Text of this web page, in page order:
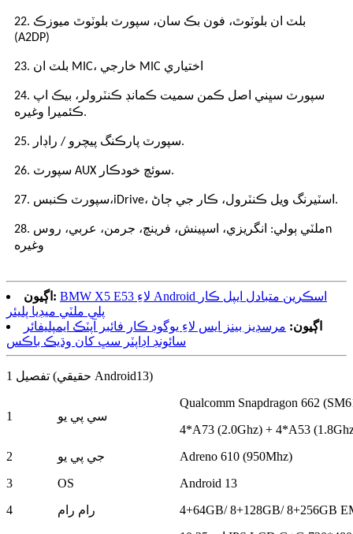
22. بلٽ ان بلوٽوٿ، فون بڪ سان، سپورٽ بلوٽوٿ ميوزڪ
(A2DP)
23. بلٽ ان MIC ، خارجي MIC اختياري
24. سپورٽ سڀني اصل ڪمن سميت ڪمانڊ ڪنٽرولر، بيڪ اپ
ڪئميرا وغيره.
25. سپورٽ پارڪنگ پيچرو / راڊار.
26. سپورٽ AUX سوئچ خودڪار.
27. سپورٽ ڪنبس،iDrive ، اسٽيرنگ ويل ڪنٽرول، ڪار جي ڄاڻ.
28. ملٽي ٻولي: انگريزي، اسپينش، فرينچ، جرمن، عربي، روسn
وغيره
اڳيون: BMW X5 E53 لاءِ Android اسڪرين متبادل ايپل ڪار
پلي ملٽي ميڊيا پليئر
اڳيون: مرسڊيز بينز ايس لاءِ يوگوڊ ڪار فائبر آپٽڪ ايمپليفائر
سائونڊ اڊاپٽر سڀ کان وڌيڪ باڪس
تفصيل 1 (حقيقي Android13)
1 سي پي يو
Qualcomm Snapdragon 662
4*A73 (2.0Ghz) + 4*A53
2
جي پي يو
Adreno 610 (950Mhz)
3
OS
Android 13
4
رام رام